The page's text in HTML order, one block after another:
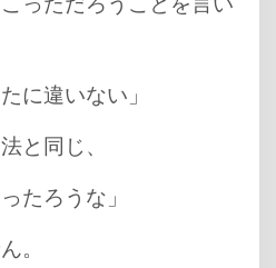
に違いない」
と同じ、
たろうな」
。